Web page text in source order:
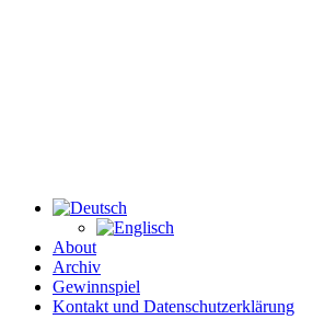
About
Archiv
Gewinnspiel
Kontakt und Datenschutzerklärung